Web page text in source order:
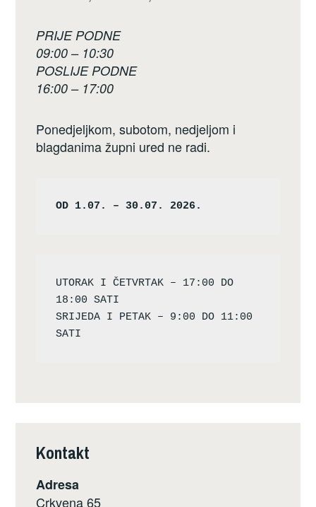
PRIJE PODNE
09:00 – 10:30
POSLIJE PODNE
16:00 – 17:00
Ponedjeljkom, subotom, nedjeljom i
blagdanima župni ured ne radi.
OD 1.07. – 30.07. 2026.
UTORAK I ČETVRTAK – 17:00 DO
18:00 SATI
SRIJEDA I PETAK – 9:00 DO 11:00
Kontakt
Adresa
Crkvena 65